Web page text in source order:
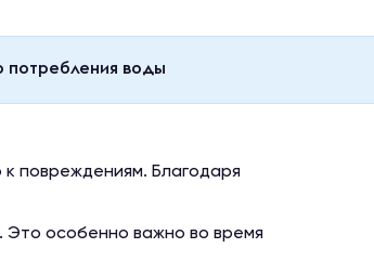
потребления воды
повреждениям. Благодаря
особенно важно во время